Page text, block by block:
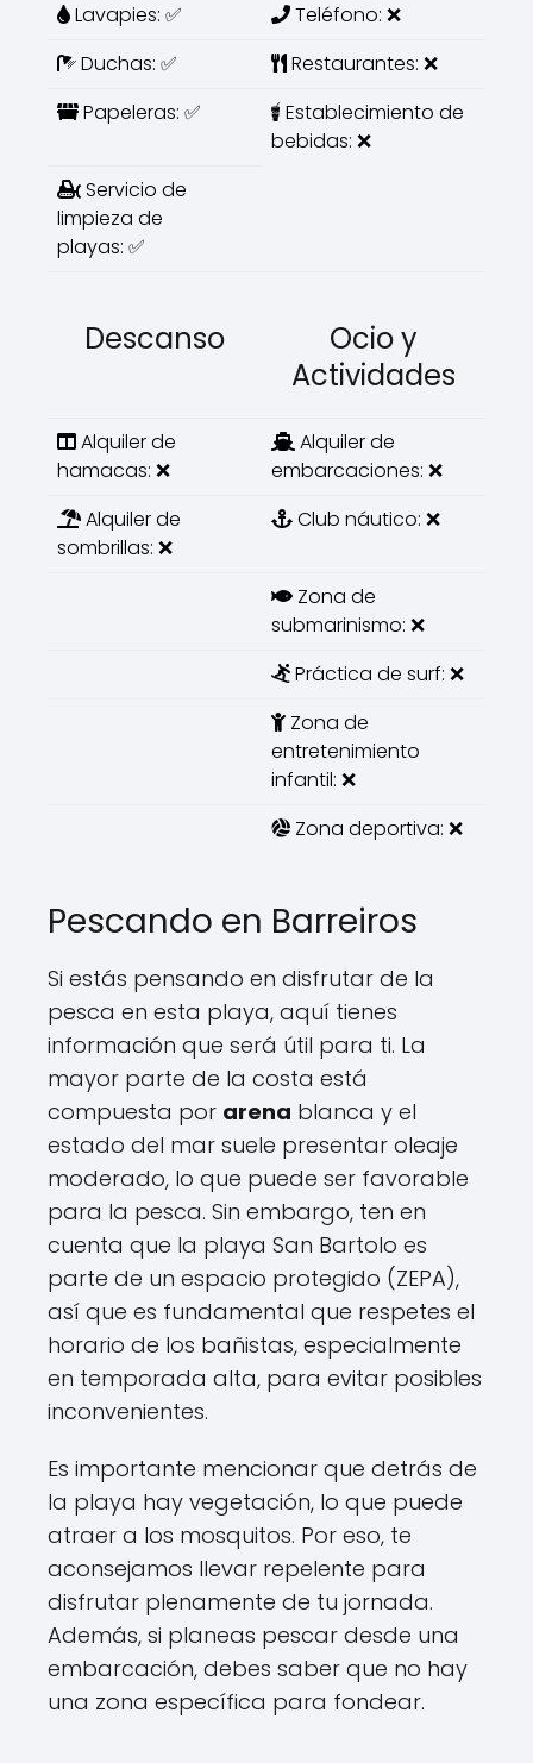
Lavapies: ✅
Teléfono: ❌
Duchas: ✅
Restaurantes: ❌
Papeleras: ✅
Establecimiento de
bebidas: ❌
Servicio de
limpieza de
playas: ✅
Descanso
Ocio y
Actividades
Alquiler de
hamacas: ❌
Alquiler de
embarcaciones: ❌
Alquiler de
sombrillas: ❌
Club náutico: ❌
Zona de
submarinismo: ❌
Práctica de surf: ❌
Zona de
entretenimiento
infantil: ❌
Zona deportiva: ❌
Pescando en Barreiros
Si estás pensando en disfrutar de la
pesca en esta playa, aquí tienes
información que será útil para ti. La
mayor parte de la costa está
compuesta por arena blanca y el
estado del mar suele presentar oleaje
moderado, lo que puede ser favorable
para la pesca. Sin embargo, ten en
cuenta que la playa San Bartolo es
parte de un espacio protegido (ZEPA),
así que es fundamental que respetes el
horario de los bañistas, especialmente
en temporada alta, para evitar posibles
inconvenientes.
Es importante mencionar que detrás de
la playa hay vegetación, lo que puede
atraer a los mosquitos. Por eso, te
aconsejamos llevar repelente para
disfrutar plenamente de tu jornada.
Además, si planeas pescar desde una
embarcación, debes saber que no hay
una zona específica para fondear.